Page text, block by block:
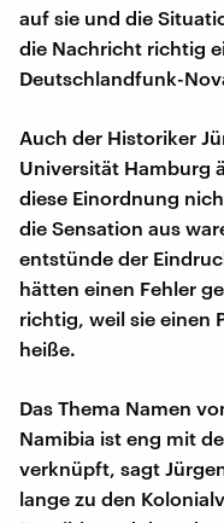
auf sie und die
die Nachricht richtig
Deutschlandfunk-
Auch der Historiker
Universität Hamburg
diese Einordnung
die Sensation aus
entstünde der
hätten einen Fehler
richtig, weil sie einen
heiße.
Das Thema Namen
Namibia ist eng mit
verknüpft, sagt
lange zu den